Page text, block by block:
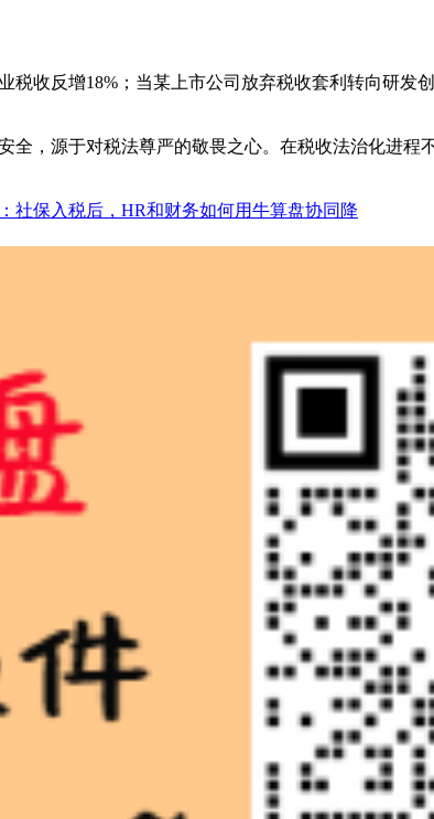
税收反增18%；当某上市公司放弃税收套利转向研
全，源于对税法尊严的敬畏之心。在税收法治化进
社保入税后，HR和财务如何用牛算盘协同降